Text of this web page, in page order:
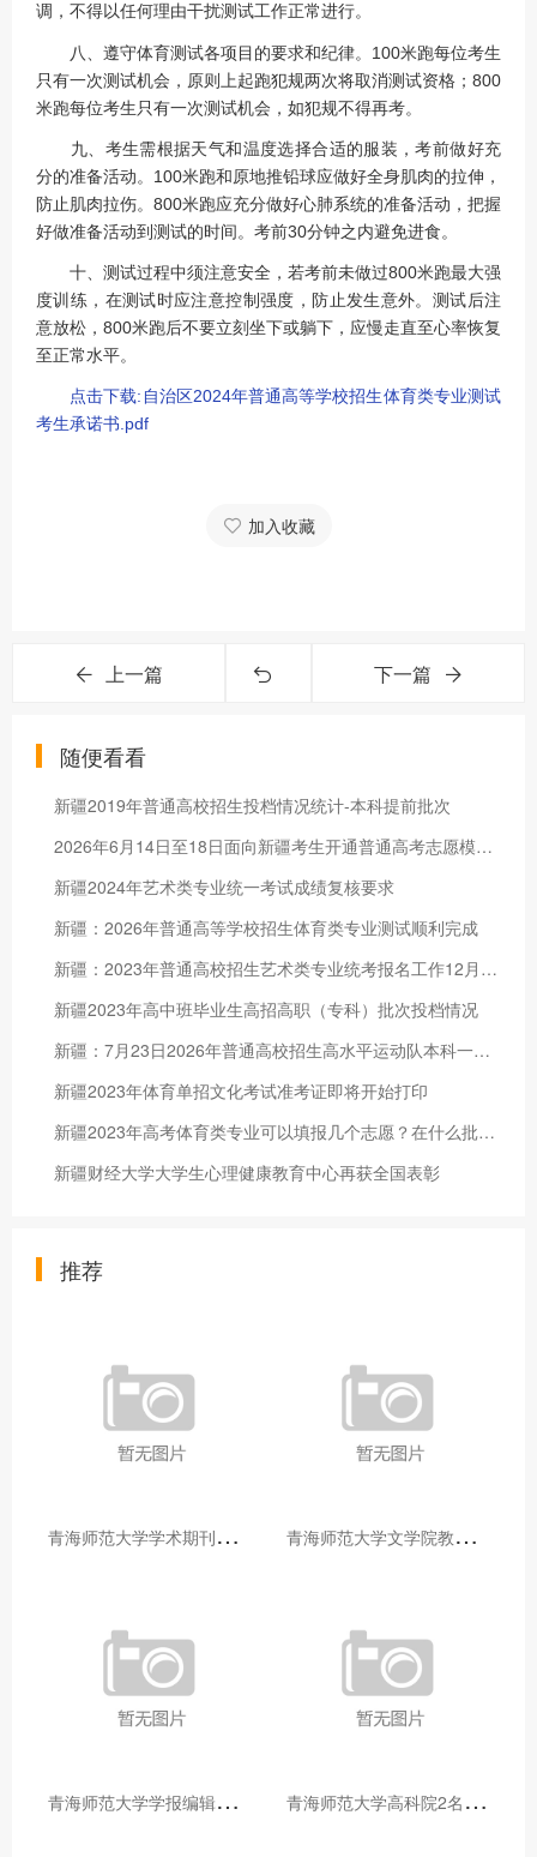
调，不得以任何理由干扰测试工作正常进行。
八、遵守体育测试各项目的要求和纪律。100米跑每位考生
只有一次测试机会，原则上起跑犯规两次将取消测试资格；800
米跑每位考生只有一次测试机会，如犯规不得再考。
九、考生需根据天气和温度选择合适的服装，考前做好充
分的准备活动。100米跑和原地推铅球应做好全身肌肉的拉伸，
防止肌肉拉伤。800米跑应充分做好心肺系统的准备活动，把握
好做准备活动到测试的时间。考前30分钟之内避免进食。
十、测试过程中须注意安全，若考前未做过800米跑最大强
度训练，在测试时应注意控制强度，防止发生意外。测试后注
意放松，800米跑后不要立刻坐下或躺下，应慢走直至心率恢复
至正常水平。
点击下载:自治区2024年普通高等学校招生体育类专业测试
考生承诺书.pdf
加入收藏
上一篇 下一篇
随便看看
新疆2019年普通高校招生投档情况统计-本科提前批次
2026年6月14日至18日面向新疆考生开通普通高考志愿模拟填报系统
新疆2024年艺术类专业统一考试成绩复核要求
新疆：2026年普通高等学校招生体育类专业测试顺利完成
新疆：2023年普通高校招生艺术类专业统考报名工作12月20日启动
新疆2023年高中班毕业生高招高职（专科）批次投档情况
新疆：7月23日2026年普通高校招生高水平运动队本科一批次、本科一批次投档录取工作陆续开始
新疆2023年体育单招文化考试准考证即将开始打印
新疆2023年高考体育类专业可以填报几个志愿？在什么批次录取？
新疆财经大学大学生心理健康教育中心再获全国表彰
推荐
青
海师范大学学术期刊两个专栏入选2025年青海省期刊重点专栏 青
海师范大学文学院教师赴山东省相关高校和学术机构交流学习
青
海师范大学学报编辑部赴大通县城关镇上毛佰胜村开展帮扶慰问活动 青
海师范大学高科院2名专家当选中国科学院院士